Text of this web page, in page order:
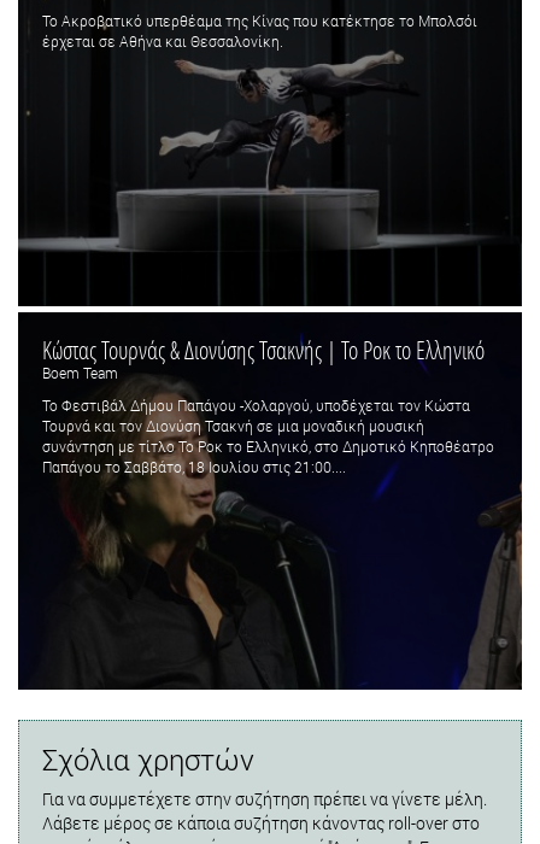
Το Ακροβατικό υπερθέαμα της Κίνας που κατέκτησε το Μπολσόι
έρχεται σε Αθήνα και Θεσσαλονίκη.
Κώστας Τουρνάς & Διονύσης Τσακνής | Το Ροκ το Ελληνικό
Boem Team
Το Φεστιβάλ Δήμου Παπάγου -Χολαργού, υποδέχεται τον Κώστα
Τουρνά και τον Διονύση Τσακνή σε μια μοναδική μουσική
συνάντηση με τίτλο Το Ροκ το Ελληνικό, στο Δημοτικό Κηποθέατρο
Παπάγου το Σαββάτο, 18 Ιουλίου στις 21:00....
Σχόλια χρηστών
Για να συμμετέχετε στην συζήτηση πρέπει να γίνετε μέλη.
Λάβετε μέρος σε κάποια συζήτηση κάνοντας roll-over στο